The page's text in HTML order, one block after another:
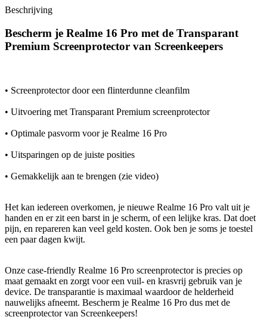
Beschrijving
Bescherm je Realme 16 Pro met de Transparant
Premium Screenprotector van Screenkeepers
• Screenprotector door een flinterdunne cleanfilm
• Uitvoering met Transparant Premium screenprotector
• Optimale pasvorm voor je Realme 16 Pro
• Uitsparingen op de juiste posities
• Gemakkelijk aan te brengen (zie video)
Het kan iedereen overkomen, je nieuwe Realme 16 Pro valt uit je
handen en er zit een barst in je scherm, of een lelijke kras. Dat doet
pijn, en repareren kan veel geld kosten. Ook ben je soms je toestel
een paar dagen kwijt.
Onze case-friendly Realme 16 Pro screenprotector is precies op
maat gemaakt en zorgt voor een vuil- en krasvrij gebruik van je
device. De transparantie is maximaal waardoor de helderheid
nauwelijks afneemt. Bescherm je Realme 16 Pro dus met de
screenprotector van Screenkeepers!